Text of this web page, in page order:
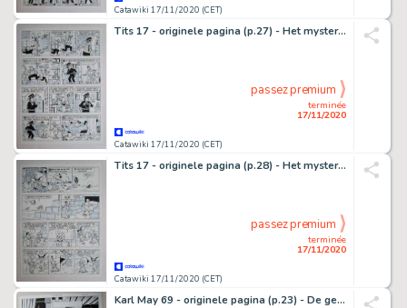
Catawiki 17/11/2020 (CET)
Tits 17 - originele pagina (p.27) - Het mysterieuze parelsnoer - (1982)
Catawiki 17/11/2020 (CET)
terminée
17/11/2020
passez premium
Tits 17 - originele pagina (p.28) - Het mysterieuze parelsnoer - (1982)
Catawiki 17/11/2020 (CET)
terminée
17/11/2020
passez premium
Karl May 69 - originele pagina (p.23) - De getuige - (1981)